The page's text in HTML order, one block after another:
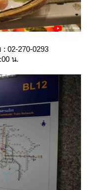
02-270-0293
น.